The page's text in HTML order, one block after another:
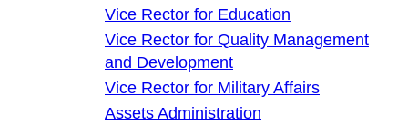
Vice Rector for Education
Vice Rector for Quality Management
and Development
Vice Rector for Military Affairs
Assets Administration